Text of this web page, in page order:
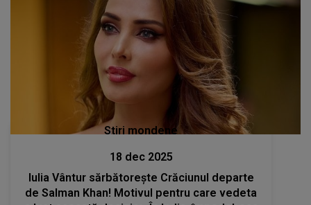
Stiri mondene
18 dec 2025
Iulia Vântur sărbătorește Crăciunul departe
de Salman Khan! Motivul pentru care vedeta